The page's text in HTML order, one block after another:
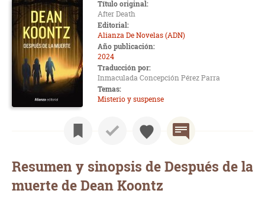
Título original:
After Death
Editorial:
Alianza De Novelas (ADN)
Año publicación:
2024
Traducción por:
Inmaculada Concepción Pérez Parra
Temas:
Misterio y suspense
Resumen y sinopsis de Después de la
muerte de Dean Koontz